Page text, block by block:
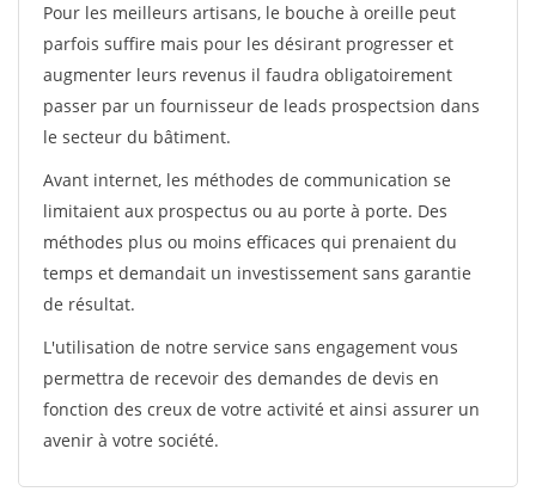
Pour les meilleurs artisans, le bouche à oreille peut
parfois suffire mais pour les désirant progresser et
augmenter leurs revenus il faudra obligatoirement
passer par un fournisseur de leads prospectsion dans
le secteur du bâtiment.
Avant internet, les méthodes de communication se
limitaient aux prospectus ou au porte à porte. Des
méthodes plus ou moins efficaces qui prenaient du
temps et demandait un investissement sans garantie
de résultat.
L'utilisation de notre service sans engagement vous
permettra de recevoir des demandes de devis en
fonction des creux de votre activité et ainsi assurer un
avenir à votre société.